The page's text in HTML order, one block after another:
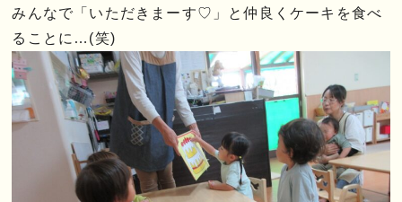
みんなで「いただきまーす♡」と仲良くケーキを食べ
ることに…(笑)